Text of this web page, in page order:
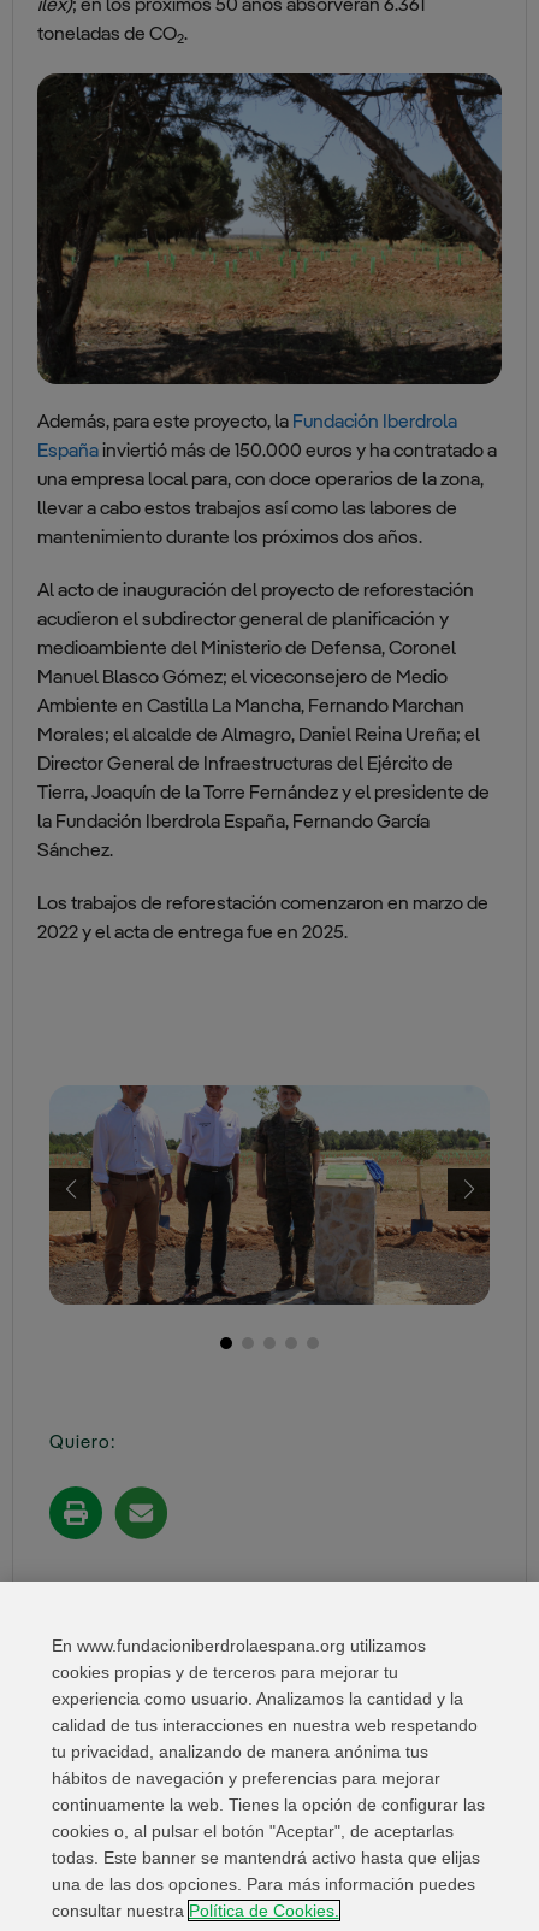
ilex); en los próximos 50 años absorverán 6.361
toneladas de CO2.
Además, para este proyecto, la Fundación Iberdrola
España inviertió más de 150.000 euros y ha contratado a
una empresa local para, con doce operarios de la zona,
llevar a cabo estos trabajos así como las labores de
mantenimiento durante los próximos dos años.
Al acto de inauguración del proyecto de reforestación
acudieron el subdirector general de planificación y
medioambiente del Ministerio de Defensa, Coronel
Manuel Blasco Gómez; el viceconsejero de Medio
Ambiente en Castilla La Mancha, Fernando Marchan
Morales; el alcalde de Almagro, Daniel Reina Ureña; el
Director General de Infraestructuras del Ejército de
Tierra, Joaquín de la Torre Fernández y el presidente de
la Fundación Iberdrola España, Fernando García
Sánchez.
Los trabajos de reforestación comenzaron en marzo de
2022 y el acta de entrega fue en 2025.
Quiero:
Enlaces de interés Contacta
Mapa Web
Información Legal
Política de privacidad
En www.fundacioniberdrolaespana.org utilizamos
cookies propias y de terceros para mejorar tu
experiencia como usuario. Analizamos la cantidad y la
calidad de tus interacciones en nuestra web respetando
tu privacidad, analizando de manera anónima tus
hábitos de navegación y preferencias para mejorar
continuamente la web. Tienes la opción de configurar las
cookies o, al pulsar el botón "Aceptar", de aceptarlas
todas. Este banner se mantendrá activo hasta que elijas
una de las dos opciones. Para más información puedes
consultar nuestra Política de Cookies.